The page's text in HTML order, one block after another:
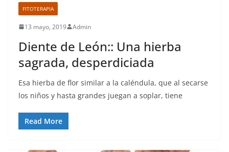
FITOTERAPIA
13 mayo, 2019 Admin
Diente de León:: Una hierba
sagrada, desperdiciada
Esa hierba de flor similar a la caléndula, que al secarse
los niños y hasta grandes juegan a soplar, tiene
Read More